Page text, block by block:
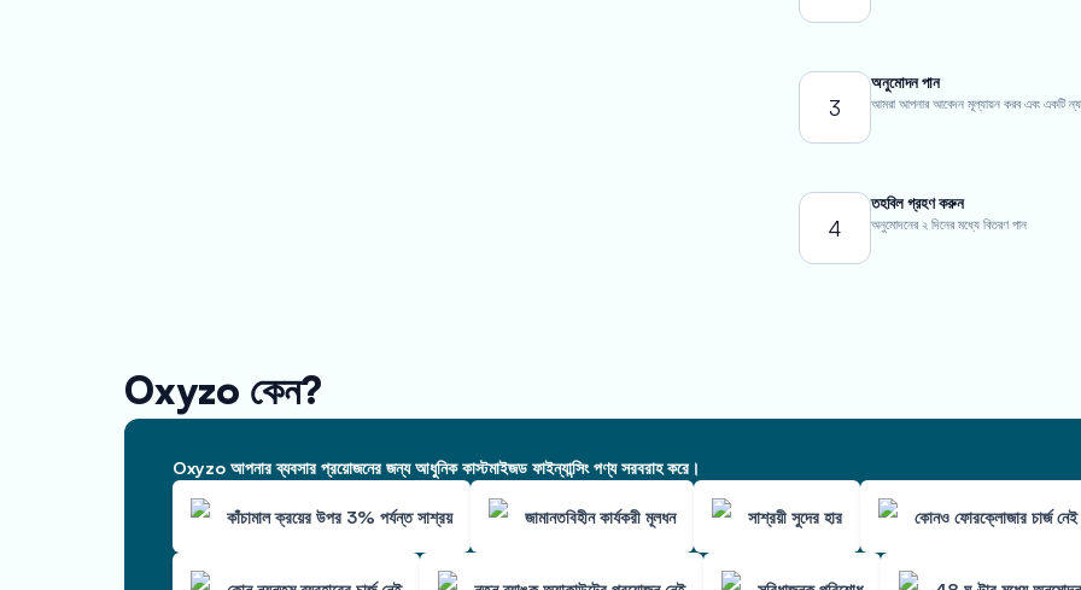
3
অনুমোদন পান
আমরা আপনার আবেদন মূল্যায়ন করব এবং একটি
4
তহবিল গ্রহণ করুন
অনুমোদনের ২ দিনের মধ্যে বিতরণ পান
Oxyzo কেন?
Oxyzo আপনার ব্যবসার প্রয়োজনের জন্য আধুনিক কাস্টমাইজড ফাইন্যান্সিং পণ্য সরবরাহ করে।
কাঁচামাল ক্রয়ের উপর 3% পর্যন্ত সাশ্রয় জামানতবিহীন কার্যকরী মূলধন সাশ্রয়ী সুদের হার কোনও ফোরক্লোজার চার্জ নেই